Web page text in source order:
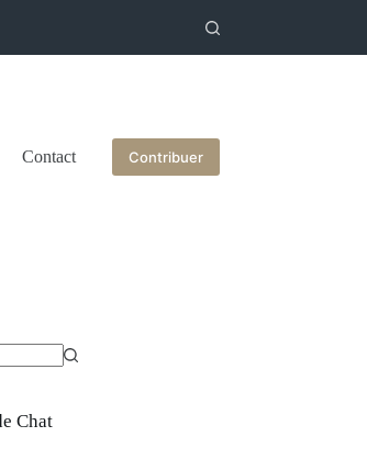
Contact Contribuer
Chat